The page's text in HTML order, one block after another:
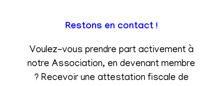
Restons en contact !
Voulez-vous prendre part activement à
notre Association, en devenant membre
? Recevoir une attestation fiscale de